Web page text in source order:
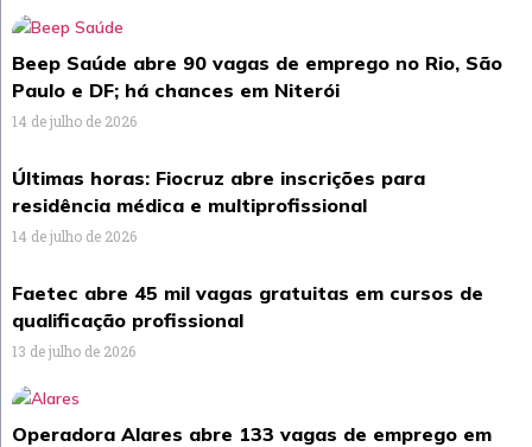
Beep Saúde abre 90 vagas de emprego no Rio, São
Paulo e DF; há chances em Niterói
14 de julho de 2026
Últimas horas: Fiocruz abre inscrições para
residência médica e multiprofissional
14 de julho de 2026
Faetec abre 45 mil vagas gratuitas em cursos de
qualificação profissional
13 de julho de 2026
Operadora Alares abre 133 vagas de emprego em